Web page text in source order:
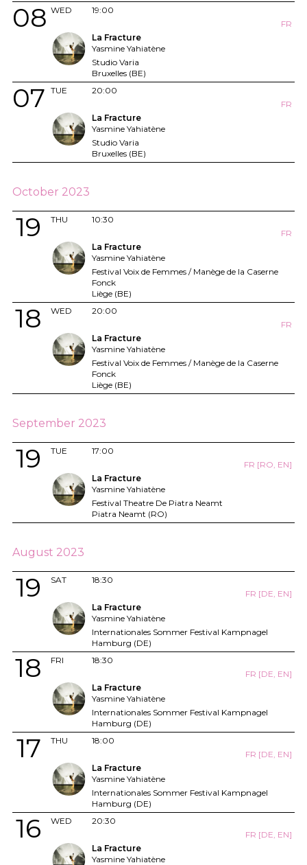
WED
08
19:00
FR
La Fracture
Yasmine Yahiatène
Studio Varia
Bruxelles (BE)
TUE
07
20:00
FR
La Fracture
Yasmine Yahiatène
Studio Varia
Bruxelles (BE)
October 2023
THU
19
10:30
FR
La Fracture
Yasmine Yahiatène
Festival Voix de Femmes / Manège de la Caserne
Fonck
Liège (BE)
WED
18
20:00
FR
La Fracture
Yasmine Yahiatène
Festival Voix de Femmes / Manège de la Caserne
Fonck
Liège (BE)
September 2023
TUE
19
17:00
FR [RO, EN]
La Fracture
Yasmine Yahiatène
Festival Theatre De Piatra Neamt
Piatra Neamt (RO)
August 2023
SAT
19
18:30
FR [DE, EN]
La Fracture
Yasmine Yahiatène
Internationales Sommer Festival Kampnagel
Hamburg (DE)
FRI
18
18:30
FR [DE, EN]
La Fracture
Yasmine Yahiatène
Internationales Sommer Festival Kampnagel
Hamburg (DE)
THU
17
18:00
FR [DE, EN]
La Fracture
Yasmine Yahiatène
Internationales Sommer Festival Kampnagel
Hamburg (DE)
WED
16
20:30
FR [DE, EN]
La Fracture
Yasmine Yahiatène